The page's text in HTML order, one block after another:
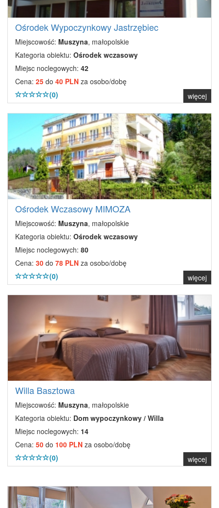
Ośrodek Wypoczynkowy Jastrzębiec
Miejscowość: Muszyna, małopolskie
Kategoria obiektu: Ośrodek wczasowy
Miejsc noclegowych: 42
Cena: 25 do 40 PLN za osobo/dobę
(0)
więcej
Ośrodek Wczasowy MIMOZA
Miejscowość: Muszyna, małopolskie
Kategoria obiektu: Ośrodek wczasowy
Miejsc noclegowych: 80
Cena: 30 do 78 PLN za osobo/dobę
(0)
więcej
Willa Basztowa
Miejscowość: Muszyna, małopolskie
Kategoria obiektu: Dom wypoczynkowy / Willa
Miejsc noclegowych: 14
Cena: 50 do 100 PLN za osobo/dobę
(0)
więcej